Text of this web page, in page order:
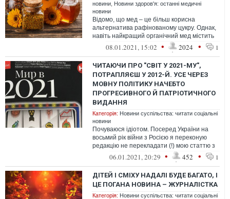
новини Новини здоров'я: останні медичні
новини
Відомо, що мед – це більш корисна
альтернатива рафінованому цукру. Однак,
навіть найкращий органічний мед містить
цукри, тому його надлишок принесе ва...
08.01.2021, 15:02 • 2024 • 1
ЧИТАЮЧИ ПРО "СВІТ У 2021-МУ",
ПОТРАПЛЯЄШ У 2012-Й. УСЕ ЧЕРЕЗ
МОВНУ ПОЛІТИКУ НАЧЕБТО
ПРОГРЕСИВНОГО Й ПАТРІОТИЧНОГО
ВИДАННЯ
Категорія: Новини суспільства: читати соціальні
новини
Почуваюся ідіотом. Посеред України на
восьмий рік війни з Росією я переконую
редакцію не перекладати (!) мою статтю з
української на російську. А вияв...
06.01.2021, 20:29 • 452 • 1
ДІТЕЙ І СМІХУ НАДАЛІ БУДЕ БАГАТО, І
ЦЕ ПОГАНА НОВИНА – ЖУРНАЛІСТКА
Категорія: Новини суспільства: читати соціальні